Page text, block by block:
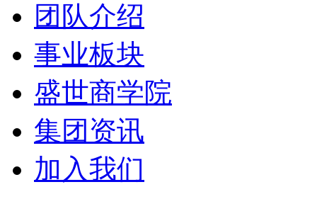
团队介绍
事业板块
盛世商学院
集团资讯
加入我们